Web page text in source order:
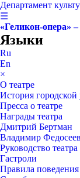
Департамент
☰
«Геликон-опера»
Языки
Ru
En
×
О театре
История
Пресса о театре
Награды театра
Дмитрий Бертман
Владимир Федосеев
Руководство театра
Гастроли
Правила поведения